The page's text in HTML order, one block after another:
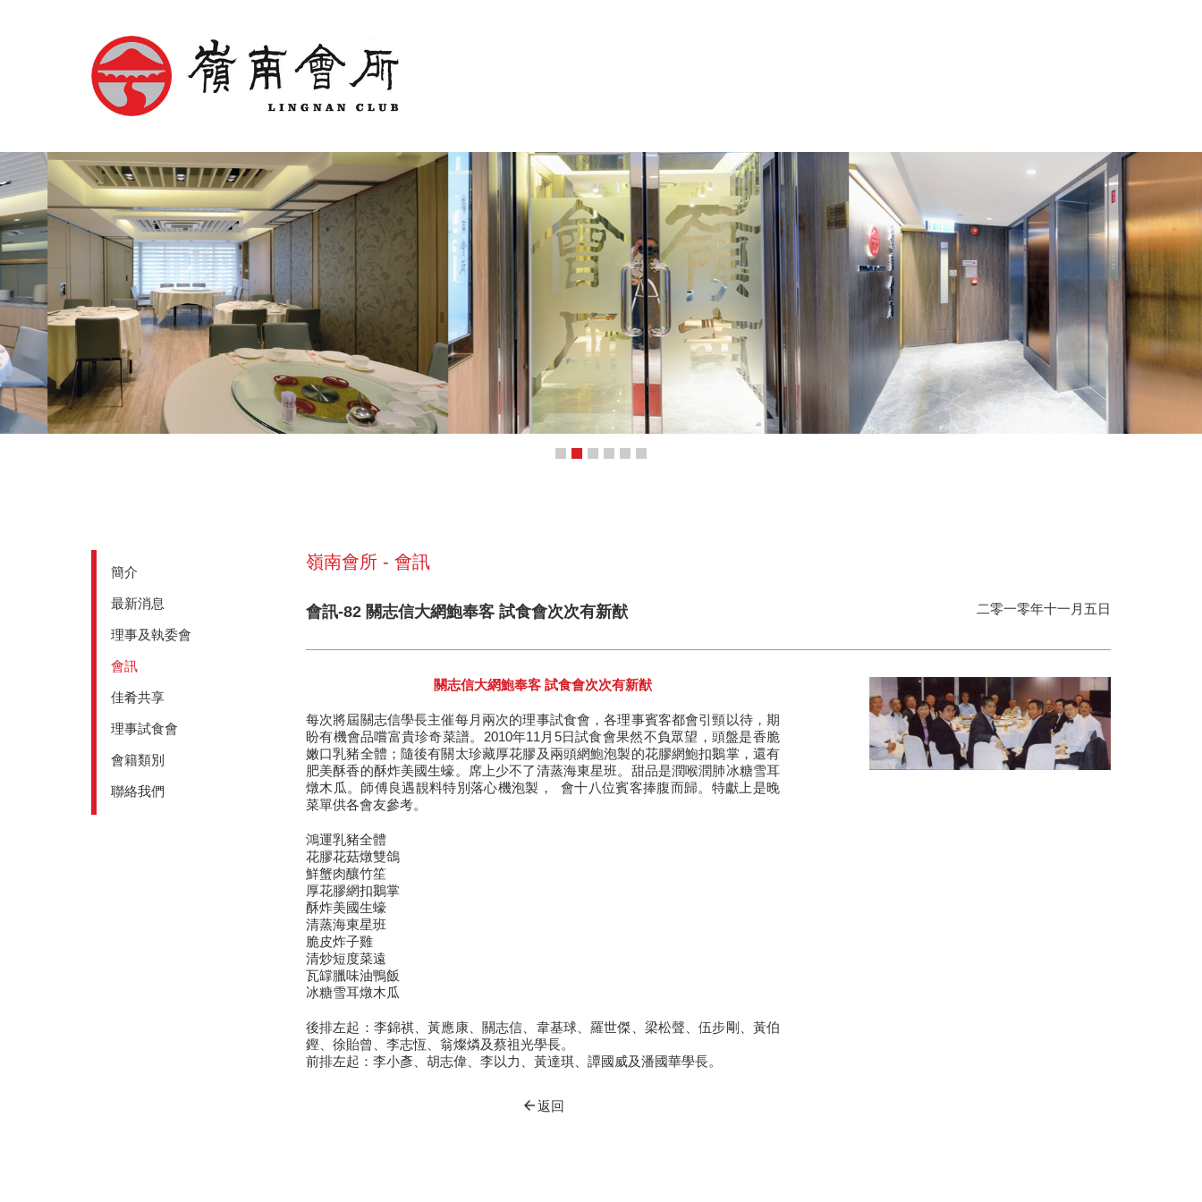
簡介
最新消息
理事及執委會
會訊
佳肴共享
理事試食會
會籍類別
聯絡我們
嶺南會所 - 會訊
會訊-82 關志信大網鮑奉客 試食會次次有新猷 二零一零年十一月五日
關志信大網鮑奉客 試食會次次有新猷
每次將屆關志信學長主催每月兩次的理事試食會，各理事賓客都會引頸以待，期
盼有機會品嚐富貴珍奇菜譜。2010年11月5日試食會果然不負眾望，頭盤是香脆
嫩口乳豬全體；隨後有關太珍藏厚花膠及兩頭網鮑泡製的花膠網鮑扣鵝掌，還有
肥美酥香的酥炸美國生蠔。席上少不了清蒸海東星班。甜品是潤喉潤肺冰糖雪耳
燉木瓜。師傅良遇靚料特別落心機泡製， 會十八位賓客捧腹而歸。特獻上是晚
菜單供各會友參考。
鴻運乳豬全體
花膠花菇燉雙鴿
鮮蟹肉釀竹笙
厚花膠網扣鵝掌
酥炸美國生蠔
清蒸海東星班
脆皮炸子雞
清炒短度菜遠
瓦罉臘味油鴨飯
冰糖雪耳燉木瓜
後排左起：李錦祺、黃應康、關志信、韋基球、羅世傑、梁松聲、伍步剛、黃伯
鏗、徐貽曾、李志恆、翁燦燐及蔡祖光學長。
前排左起：李小彥、胡志偉、李以力、黃達琪、譚國威及潘國華學長。
arrow_back返回